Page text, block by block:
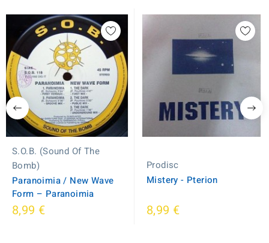
S.O.B. (Sound Of The
Bomb)
Paranoimia / New Wave
Form ‎– Paranoimia
8,99 €
Prodisc
Mistery - Pterion
8,99 €